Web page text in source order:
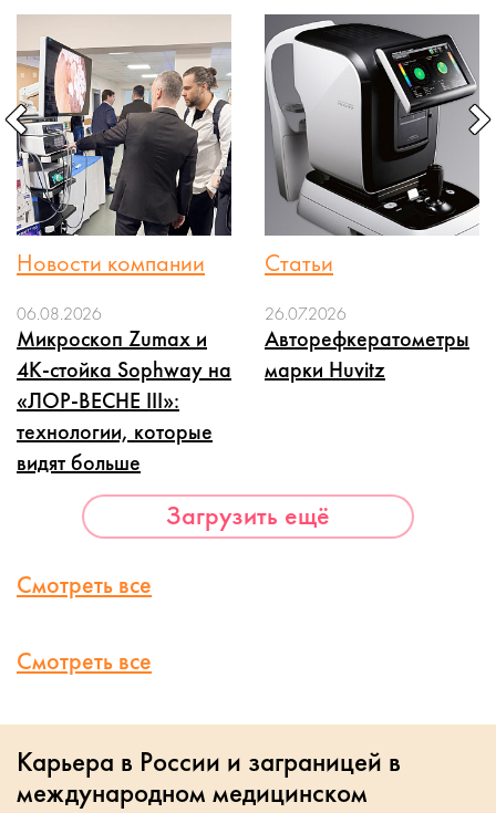
Новости компании
06.08.2026
Микроскоп Zumax и
4K-стойка Sophway на
«ЛОР-ВЕСНЕ III»:
технологии, которые
видят больше
Статьи
26.07.2026
Авторефкератометры
марки Huvitz
Загрузить ещё
Смотреть все
Смотреть все
Карьера в России и заграницей в
международном медицинском